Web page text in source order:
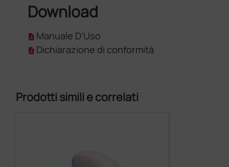
Download
Manuale D'Uso
Dichiarazione di conformità
Prodotti simili e correlati